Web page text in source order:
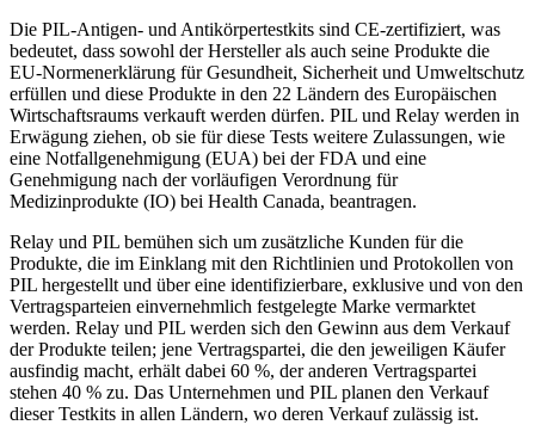
Die PIL-Antigen- und Antikörpertestkits sind CE-zertifiziert, was
bedeutet, dass sowohl der Hersteller als auch seine Produkte die
EU-Normenerklärung für Gesundheit, Sicherheit und Umweltschutz
erfüllen und diese Produkte in den 22 Ländern des Europäischen
Wirtschaftsraums verkauft werden dürfen. PIL und Relay werden in
Erwägung ziehen, ob sie für diese Tests weitere Zulassungen, wie
eine Notfallgenehmigung (EUA) bei der FDA und eine
Genehmigung nach der vorläufigen Verordnung für
Medizinprodukte (IO) bei Health Canada, beantragen.
Relay und PIL bemühen sich um zusätzliche Kunden für die
Produkte, die im Einklang mit den Richtlinien und Protokollen von
PIL hergestellt und über eine identifizierbare, exklusive und von den
Vertragsparteien einvernehmlich festgelegte Marke vermarktet
werden. Relay und PIL werden sich den Gewinn aus dem Verkauf
der Produkte teilen; jene Vertragspartei, die den jeweiligen Käufer
ausfindig macht, erhält dabei 60 %, der anderen Vertragspartei
stehen 40 % zu. Das Unternehmen und PIL planen den Verkauf
dieser Testkits in allen Ländern, wo deren Verkauf zulässig ist.